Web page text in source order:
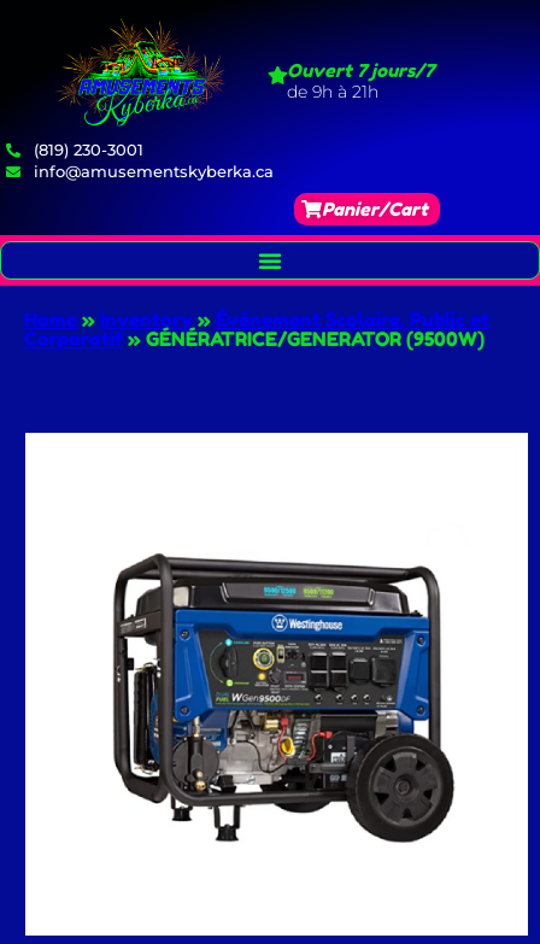
Ouvert 7 jours/7
de 9h à 21h
(819) 230-3001
info@amusementskyberka.ca
Panier/Cart
Home » Inventory » Événement Scolaire, Public et
Corporatif » GÉNÉRATRICE/GENERATOR (9500W)